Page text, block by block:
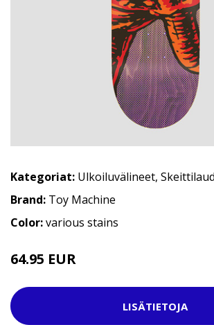
Kategoriat: Ulkoiluvälineet,
Brand: Toy Machine
Color:various stains
64.95 EUR
LISÄTIETOJA